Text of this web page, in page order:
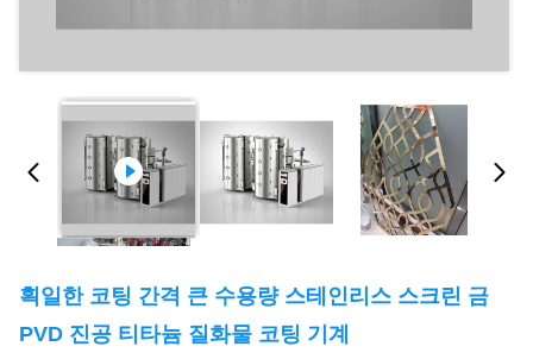
획일한 코팅 간격 큰 수용량 스테인리스 스크린 금
PVD 진공 티타늄 질화물 코팅 기계